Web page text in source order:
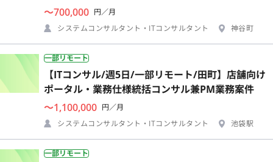
〜700,000 円／月
システムコンサルタント・ITコンサルタント
神谷町
一部リモート
【ITコンサル/週5日/一部リモート/田町】店舗向け
ポータル・業務仕様統括コンサル兼PM業務案件
〜1,100,000 円／月
システムコンサルタント・ITコンサルタント
池袋駅
一部リモート